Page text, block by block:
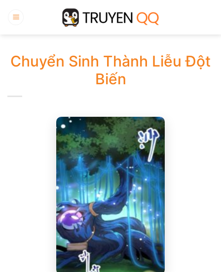
qua
Chuyển Sinh Thành Liễu Đột
Biến